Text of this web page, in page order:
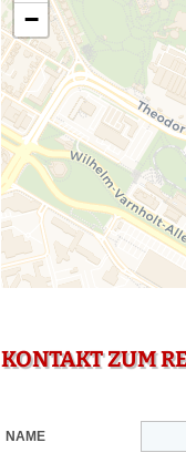
−
KONTAKT ZUM
NAME